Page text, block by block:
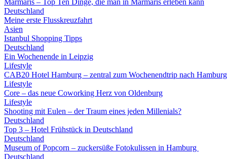
Marmaris – Top Ten Dinge, die man in Marmaris erleben kann
Deutschland
Meine erste Flusskreuzfahrt
Asien
Istanbul Shopping Tipps
Deutschland
Ein Wochenende in Leipzig
Lifestyle
CAB20 Hotel Hamburg – zentral zum Wochenendtrip nach Hamburg
Lifestyle
Core – das neue Coworking Herz von Oldenburg
Lifestyle
Shooting mit Eulen – der Traum eines jeden Millenials?
Deutschland
Top 3 – Hotel Frühstück in Deutschland
Deutschland
Museum of Popcorn – zuckersüße Fotokulissen in Hamburg
Deutschland